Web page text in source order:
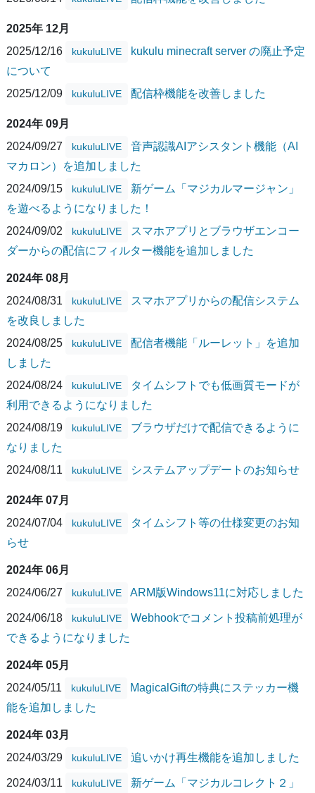
2025年 12月
2025/12/16
kukuluLIVE
kukulu minecraft server の廃止予定
について
2025/12/09
kukuluLIVE 配信枠機能を改善しました
2024年 09月
2024/09/27
kukuluLIVE
音声認識AIアシスタント機能（AI
マカロン）を追加しました
2024/09/15
kukuluLIVE
新ゲーム「マジカルマージャン」
を遊べるようになりました！
2024/09/02
kukuluLIVE
スマホアプリとブラウザエンコー
ダーからの配信にフィルター機能を追加しました
2024年 08月
2024/08/31
kukuluLIVE
スマホアプリからの配信システム
を改良しました
2024/08/25
kukuluLIVE
配信者機能「ルーレット」を追加
しました
2024/08/24
kukuluLIVE
タイムシフトでも低画質モードが
利用できるようになりました
2024/08/19
kukuluLIVE
ブラウザだけで配信できるように
なりました
2024/08/11
kukuluLIVE システムアップデートのお知らせ
2024年 07月
2024/07/04
kukuluLIVE
タイムシフト等の仕様変更のお知
らせ
2024年 06月
2024/06/27
kukuluLIVE ARM版Windows11に対応しました
2024/06/18 kukuluLIVE
Webhookでコメント投稿前処理が
できるようになりました
2024年 05月
2024/05/11
kukuluLIVE
MagicalGiftの特典にステッカー機
能を追加しました
2024年 03月
2024/03/29
kukuluLIVE 追いかけ再生機能を追加しました
2024/03/11 kukuluLIVE
新ゲーム「マジカルコレクト２」